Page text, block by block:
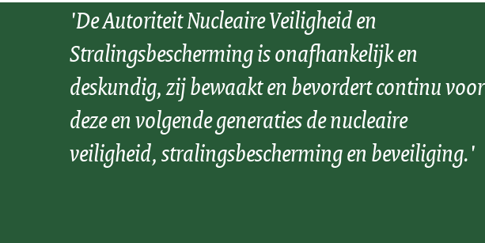
'De Autoriteit Nucleaire Veiligheid en
Stralingsbescherming is onafhankelijk en
deskundig, zij bewaakt en bevordert continu voor
deze en volgende generaties de nucleaire
veiligheid, stralingsbescherming en beveiliging.'